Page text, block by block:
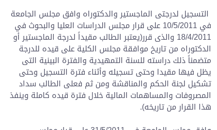
التسجيل لدرجتى الماجستير والدكتوراه وافق مجلس الجامعة
في 10/5/2011 على قرار مجلس الدراسات العليا والبحوث في
18/4/2011 والذى قرر(يعتبر الطالب مقيداً لدرجة الماجستير أو
الدكتوراه من تاريخ موافقة مجلس الكلية على قيده للدرجة
متضمناً ذلك دراسته للسنة التمهيدية والفترة البينية التى
يظل فيها مقيدا وحتى تسجيله وأثناء فترة التسجيل وحتى
تشكيل لجنة الحكم والمناقشة ومن ثم فعلى الطالب سداد
المصروفات والمساهمات المالية خلال فترة قيده كاملة وينفذ
هذا القرار من تاريخه).